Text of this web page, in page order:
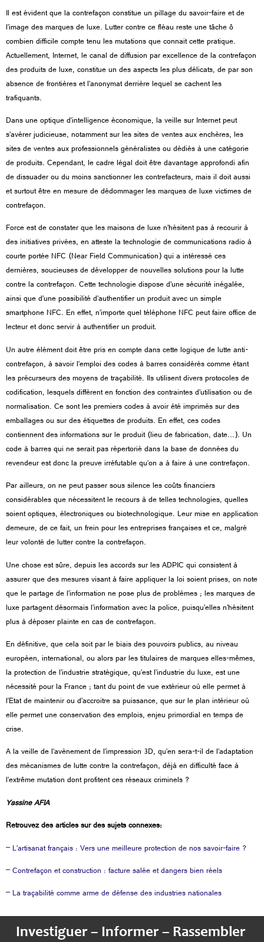
Il est évident que la contrefaçon constitue un pillage du savoir-faire et de
l’image des marques de luxe. Lutter contre ce fléau reste une tâche ô
combien difficile compte tenu les mutations que connait cette pratique.
Actuellement, Internet, le canal de diffusion par excellence de la contrefaçon
des produits de luxe, constitue un des aspects les plus délicats, de par son
absence de frontières et l’anonymat derrière lequel se cachent les
trafiquants.
Dans une optique d’intelligence économique, la veille sur Internet peut
s’avérer judicieuse, notamment sur les sites de ventes aux enchères, les
sites de ventes aux professionnels généralistes ou dédiés à une catégorie
de produits. Cependant, le cadre légal doit être davantage approfondi afin
de dissuader ou du moins sanctionner les contrefacteurs, mais il doit aussi
et surtout être en mesure de dédommager les marques de luxe victimes de
contrefaçon.
Force est de constater que les maisons de luxe n’hésitent pas à recourir à
des initiatives privées, en atteste la technologie de communications radio à
courte portée NFC (Near Field Communication) qui a intéressé ces
dernières, soucieuses de développer de nouvelles solutions pour la lutte
contre la contrefaçon. Cette technologie dispose d’une sécurité inégalée,
ainsi que d’une possibilité d’authentifier un produit avec un simple
smartphone NFC. En effet, n’importe quel téléphone NFC peut faire office de
lecteur et donc servir à authentifier un produit.
Un autre élément doit être pris en compte dans cette logique de lutte anti-
contrefaçon, à savoir l’emploi des codes à barres considérés comme étant
les précurseurs des moyens de traçabilité. Ils utilisent divers protocoles de
codification, lesquels diffèrent en fonction des contraintes d’utilisation ou de
normalisation. Ce sont les premiers codes à avoir été imprimés sur des
emballages ou sur des étiquettes de produits. En effet, ces codes
contiennent des informations sur le produit (lieu de fabrication, date…). Un
code à barres qui ne serait pas répertorié dans la base de données du
revendeur est donc la preuve irréfutable qu’on a à faire à une contrefaçon.
Par ailleurs, on ne peut passer sous silence les coûts financiers
considérables que nécessitent le recours à de telles technologies, quelles
soient optiques, électroniques ou biotechnologique. Leur mise en application
demeure, de ce fait, un frein pour les entreprises françaises et ce, malgré
leur volonté de lutter contre la contrefaçon.
Une chose est sûre, depuis les accords sur les ADPIC qui consistent à
assurer que des mesures visant à faire appliquer la loi soient prises, on note
que le partage de l’information ne pose plus de problèmes ; les marques de
luxe partagent désormais l’information avec la police, puisqu’elles n’hésitent
plus à déposer plainte en cas de contrefaçon.
En définitive, que cela soit par le biais des pouvoirs publics, au niveau
européen, international, ou alors par les titulaires de marques elles-mêmes,
la protection de l’industrie stratégique, qu’est l’industrie du luxe, est une
nécessité pour la France ; tant du point de vue extérieur où elle permet à
l’Etat de maintenir ou d’accroitre sa puissance, que sur le plan intérieur où
elle permet une conservation des emplois, enjeu primordial en temps de
crise.
A la veille de l’avènement de l’impression 3D, qu’en sera-t-il de l’adaptation
des mécanismes de lutte contre la contrefaçon, déjà en difficulté face à
l’extrême mutation dont profitent ces réseaux criminels ?
Yassine AFIA
Retrouvez des articles sur des sujets connexes:
– L’artisanat français : Vers une meilleure protection de nos savoir-faire ?
– Contrefaçon et construction : facture salée et dangers bien réels
– La traçabilité comme arme de défense des industries nationales
Investiguer – Informer – Rassembler